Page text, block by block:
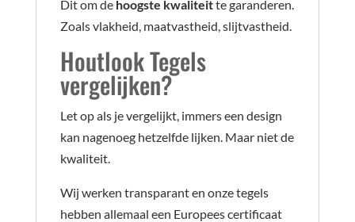
Dit om de hoogste kwaliteitte garanderen.
Zoals vlakheid, maatvastheid, slijtvastheid.
Houtlook Tegels
vergelijken?
Let op als je vergelijkt, immers een design
kan nagenoeg hetzelfde lijken. Maar niet de
kwaliteit.
Wij werken transparant en onze tegels
hebben allemaal een Europees certificaat